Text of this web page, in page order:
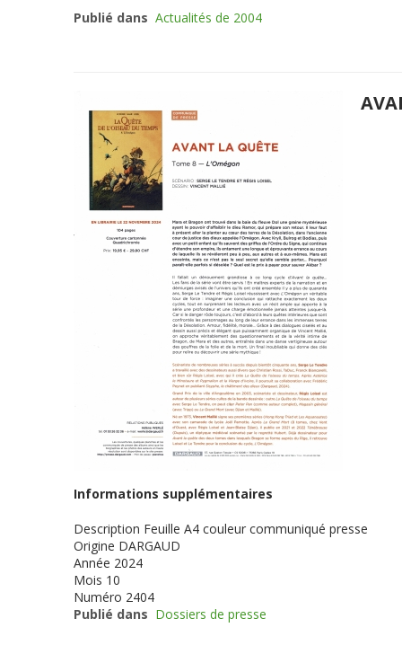
Publié dans Actualités de 2004
Informations supplémentaires
Description Feuille A4 couleur communiqué presse
Origine DARGAUD
Année 2024
Mois 10
Numéro 2404
Publié dans Dossiers de presse